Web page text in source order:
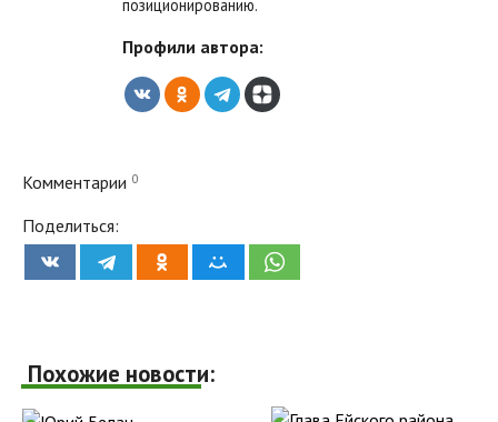
позиционированию.
Профили автора:
Комментарии 0
Поделиться:
Похожие новости: